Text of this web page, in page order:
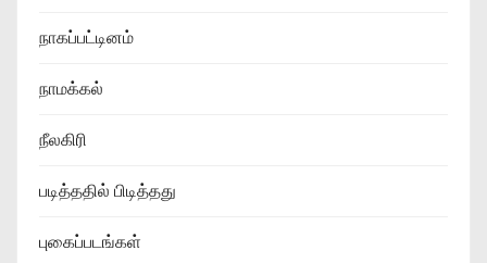
நாகப்பட்டினம்
நாமக்கல்
நீலகிரி
படித்ததில் பிடித்தது
புகைப்படங்கள்